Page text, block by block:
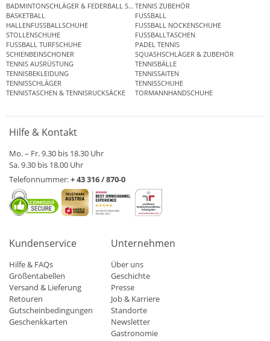
BADMINTONSCHLÄGER & FEDERBALL SETSTENNIS ZUBEHÖR
BASKETBALL
FUSSBALL
HALLENFUSSBALLSCHUHE
FUSSBALL NOCKENSCHUHE
STOLLENSCHUHE
FUSSBALLTASCHEN
FUSSBALL TURFSCHUHE
PADEL TENNIS
SCHIENBEINSCHONER
SQUASHSCHLÄGER & ZUBEHÖR
TENNIS AUSRÜSTUNG
TENNISBÄLLE
TENNISBEKLEIDUNG
TENNISSAITEN
TENNISSCHLÄGER
TENNISSCHUHE
TENNISTASCHEN & TENNISRUCKSÄCKE
TORMANNHANDSCHUHE
Hilfe & Kontakt
Mo. – Fr. 9.30 bis 18.30 Uhr
Sa. 9.30 bis 18.00 Uhr
Telefonnummer:+ 43 316 / 870-0
Kundenservice
Hilfe & FAQs
Größentabellen
Versand & Lieferung
Retouren
Gutscheinbedingungen
Geschenkkarten
Unternehmen
Über uns
Geschichte
Presse
Job & Karriere
Standorte
Newsletter
Gastronomie